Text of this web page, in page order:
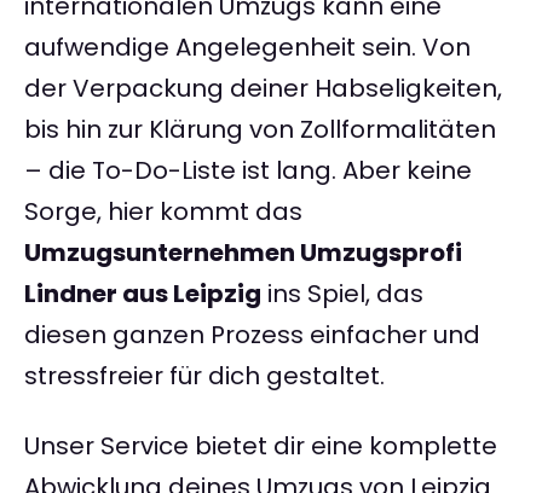
aufwendige Angelegenheit sein. Von
der Verpackung deiner Habseligkeiten,
bis hin zur Klärung von Zollformalitäten
– die To-Do-Liste ist lang. Aber keine
Sorge, hier kommt das
Umzugsunternehmen Umzugsprofi
Lindner aus Leipzig ins Spiel, das
diesen ganzen Prozess einfacher und
stressfreier für dich gestaltet.
Unser Service bietet dir eine komplette